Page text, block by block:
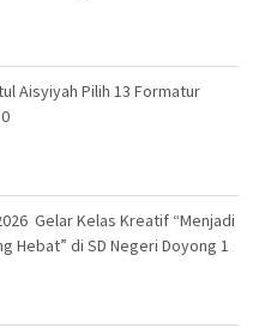
Aisyiyah Pilih 13 Formatur
Gelar Kelas Kreatif “Menjadi
Hebat” di SD Negeri Doyong 1